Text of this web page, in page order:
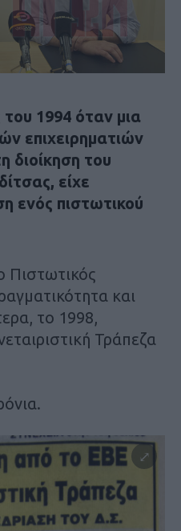
1994 όταν μια
επιχειρηματιών
διοίκηση του
είχε
ενός πιστωτικού
Πιστωτικός
και
το 1998,
Τράπεζα